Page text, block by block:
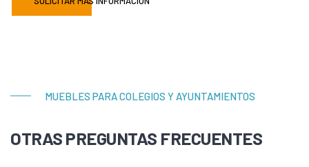
MUEBLES PARA COLEGIOS Y AYUNTAMIENTOS
OTRAS PREGUNTAS FRECUENTES